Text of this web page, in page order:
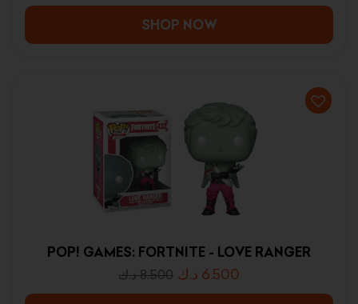
SHOP NOW
POP! GAMES: FORTNITE - LOVE RANGER
8.500 د.ك 6.500 د.ك